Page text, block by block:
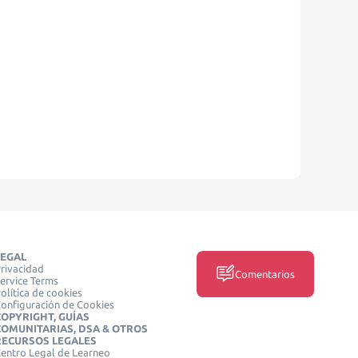
Terms
de cookies
de Cookies
GUÍAS
DSA & OTROS
LEGALES
Legal de Learneo
Comentarios